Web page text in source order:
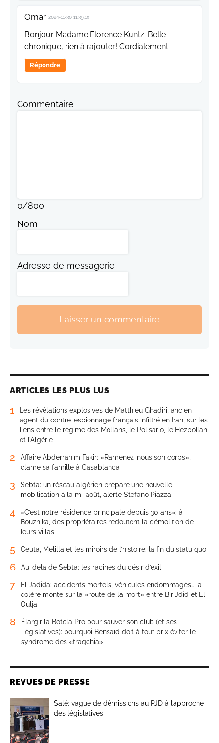
Omar 2024-11-30 11:39:10
Bonjour Madame Florence Kuntz. Belle
chronique, rien à rajouter! Cordialement.
Répondre
Commentaire
0/800
Nom
Adresse de messagerie
Laisser un commentaire
ARTICLES LES PLUS LUS
1
Les révélations explosives de Matthieu Ghadiri, ancien
agent du contre-espionnage français infiltré en Iran, sur les
liens entre le régime des Mollahs, le Polisario, le Hezbollah
et l’Algérie
2
Affaire Abderrahim Fakir: «Ramenez-nous son corps»,
clame sa famille à Casablanca
3
Sebta: un réseau algérien prépare une nouvelle
mobilisation à la mi-août, alerte Stefano Piazza
4
«C’est notre résidence principale depuis 30 ans»: à
Bouznika, des propriétaires redoutent la démolition de
leurs villas
5 Ceuta, Melilla et les miroirs de l’histoire: la fin du statu quo
6 Au-delà de Sebta: les racines du désir d’exil
7
El Jadida: accidents mortels, véhicules endommagés… la
colère monte sur la «route de la mort» entre Bir Jdid et El
Oulja
8
Élargir la Botola Pro pour sauver son club (et ses
Législatives): pourquoi Bensaïd doit à tout prix éviter le
syndrome des «fraqchia»
REVUES DE PRESSE
Salé: vague de démissions au PJD à l’approche
des législatives